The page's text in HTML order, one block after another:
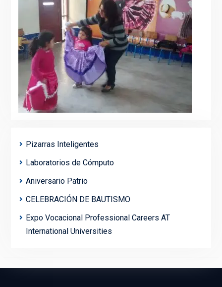
Pizarras Inteligentes
Laboratorios de Cómputo
Aniversario Patrio
CELEBRACIÓN DE BAUTISMO
Expo Vocacional Professional Careers AT
International Universities